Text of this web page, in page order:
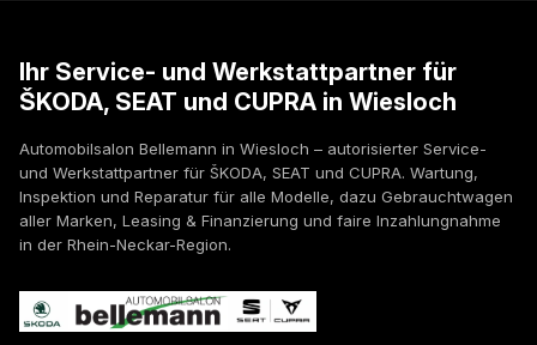
Ihr Service- und Werkstattpartner für
ŠKODA, SEAT und CUPRA in Wiesloch
Automobilsalon Bellemann in Wiesloch – autorisierter Service-
und Werkstattpartner für ŠKODA, SEAT und CUPRA. Wartung,
Inspektion und Reparatur für alle Modelle, dazu Gebrauchtwagen
aller Marken, Leasing & Finanzierung und faire Inzahlungnahme
in der Rhein-Neckar-Region.